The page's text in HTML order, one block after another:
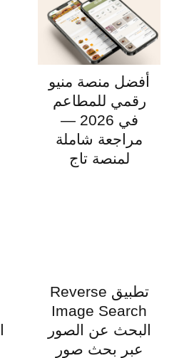
أفضل منصة منيو
رقمي للمطاعم
في 2026 —
مراجعة شاملة
لمنصة تاج
تطبيق Reverse
Image Search
البحث عن الصور
عبر بحث صور